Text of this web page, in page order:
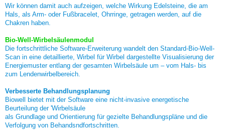
Wir können damit auch aufzeigen, welche Wirkung Edelsteine, die am
Hals, als Arm- oder Fußbracelet, Ohrringe, getragen werden, auf die
Chakren haben.
Bio-Well-Wirbelsäulenmodul
Die fortschrittliche Software-Erweiterung wandelt den Standard-Bio-Well-
Scan in eine detaillierte, Wirbel für Wirbel dargestellte Visualisierung der
Energiemuster entlang der gesamten Wirbelsäule um – vom Hals- bis
zum Lendenwirbelbereich.
Verbesserte Behandlungsplanung
Biowell bietet mit der Software eine nicht-invasive energetische
Beurteilung der 'Wirbelsäule
als Grundlage und Orientierung für gezielte Behandlungspläne und die
Verfolgung von Behandsndfortschritten.